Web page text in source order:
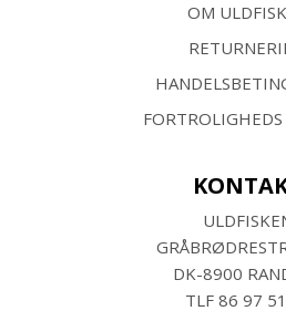
OM
DK-8900
TLF 86 97